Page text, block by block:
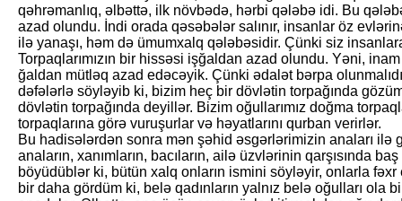
qəhrəmanlıq, əlbəttə, ilk növbədə, hərbi qələbə idi. Bu
azad olundu. İndi orada qəsəbələr salınır, insanlar öz
ilə yanaşı, həm də ümumxalq qələbəsidir. Çünki siz
Torpaqlarımızın bir hissəsi işğaldan azad olundu. Yəni,
ğaldan mütləq azad edəcəyik. Çünki ədalət bərpa
dəfələrlə söyləyib ki, bizim heç bir dövlətin torpağında
dövlətin torpağında deyillər. Bizim oğullarımız doğma
torpaqlarına görə vuruşurlar və həyatlarını qurban verirlər.
Bu hadisələrdən sonra mən şəhid əsgərlərimizin anaları ilə
anaların, xanımların, bacıların, ailə üzvlərinin qarşısında
böyüdüblər ki, bütün xalq onların ismini söyləyir, onlarla
bir daha gördüm ki, belə qadınların yalnız belə oğulları ola